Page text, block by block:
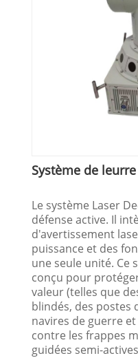
Système de
Le système Laser
défense active. Il
d'avertissement
puissance et des
une seule unité. Ce
conçu pour
valeur (telles que
blindés, des postes
navires de guerre
contre les frappes
guidées semi-